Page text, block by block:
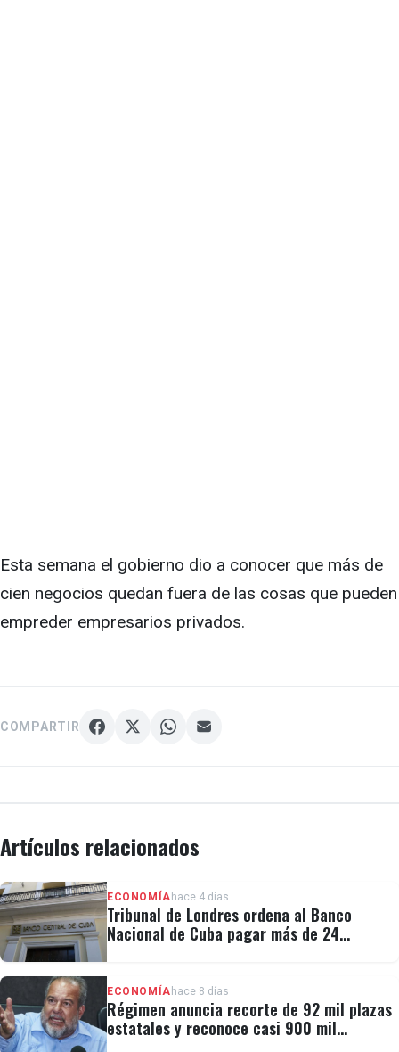
Esta semana el gobierno dio a conocer que más de
cien negocios quedan fuera de las cosas que pueden
empreder empresarios privados.
COMPARTIR
Artículos relacionados
ECONOMÍA hace 4 días
Tribunal de Londres ordena al Banco
Nacional de Cuba pagar más de 24
ECONOMÍA hace 8 días
Régimen anuncia recorte de 92 mil plazas
estatales y reconoce casi 900 mil